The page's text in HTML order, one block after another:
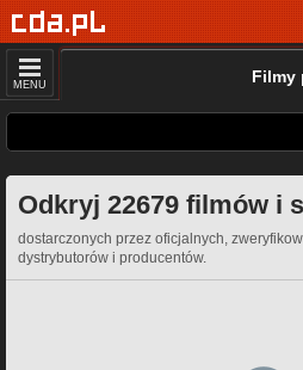
MENU Filmy
Odkryj 22679 filmów i
dostarczonych przez oficjalnych,
dystrybutorów i producentów.